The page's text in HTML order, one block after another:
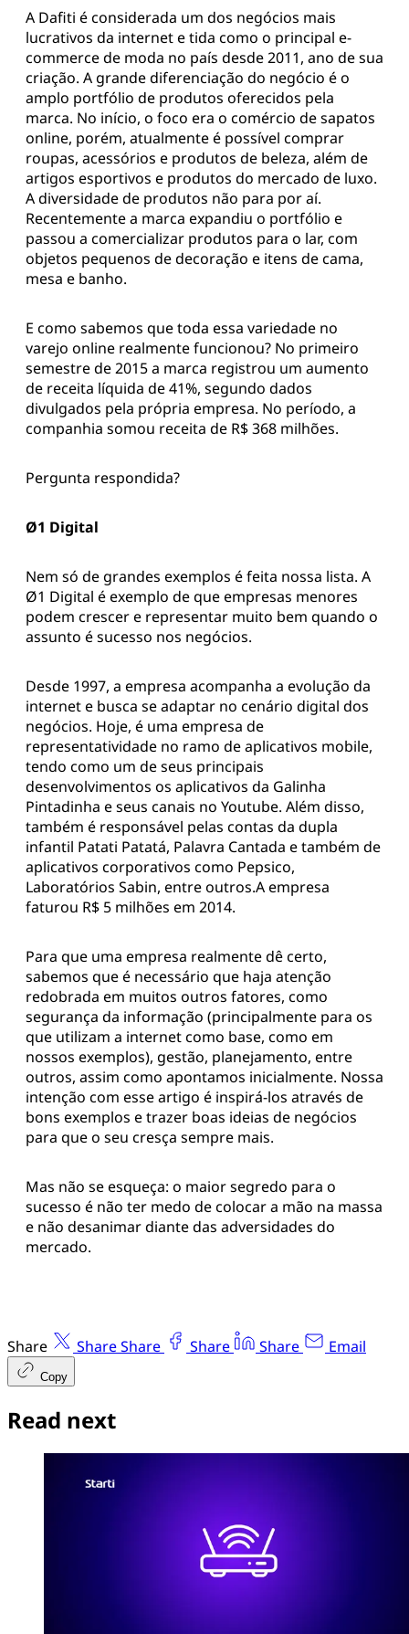
A Dafiti é considerada um dos negócios mais
lucrativos da internet e tida como o principal e-
commerce de moda no país desde 2011, ano de sua
criação. A grande diferenciação do negócio é o
amplo portfólio de produtos oferecidos pela
marca. No início, o foco era o comércio de sapatos
online, porém, atualmente é possível comprar
roupas, acessórios e produtos de beleza, além de
artigos esportivos e produtos do mercado de luxo.
A diversidade de produtos não para por aí.
Recentemente a marca expandiu o portfólio e
passou a comercializar produtos para o lar, com
objetos pequenos de decoração e itens de cama,
mesa e banho.
E como sabemos que toda essa variedade no
varejo online realmente funcionou? No primeiro
semestre de 2015 a marca registrou um aumento
de receita líquida de 41%, segundo dados
divulgados pela própria empresa. No período, a
companhia somou receita de R$ 368 milhões.
Pergunta respondida?
Ø1 Digital
Nem só de grandes exemplos é feita nossa lista. A
Ø1 Digital é exemplo de que empresas menores
podem crescer e representar muito bem quando o
assunto é sucesso nos negócios.
Desde 1997, a empresa acompanha a evolução da
internet e busca se adaptar no cenário digital dos
negócios. Hoje, é uma empresa de
representatividade no ramo de aplicativos mobile,
tendo como um de seus principais
desenvolvimentos os aplicativos da Galinha
Pintadinha e seus canais no Youtube. Além disso,
também é responsável pelas contas da dupla
infantil Patati Patatá, Palavra Cantada e também de
aplicativos corporativos como Pepsico,
Laboratórios Sabin, entre outros.A empresa
faturou R$ 5 milhões em 2014.
Para que uma empresa realmente dê certo,
sabemos que é necessário que haja atenção
redobrada em muitos outros fatores, como
segurança da informação (principalmente para os
que utilizam a internet como base, como em
nossos exemplos), gestão, planejamento, entre
outros, assim como apontamos inicialmente. Nossa
intenção com esse artigo é inspirá-los através de
bons exemplos e trazer boas ideias de negócios
para que o seu cresça sempre mais.
Mas não se esqueça: o maior segredo para o
sucesso é não ter medo de colocar a mão na massa
e não desanimar diante das adversidades do
mercado.
Share ShareShare Share Share Email
Copy
Read next